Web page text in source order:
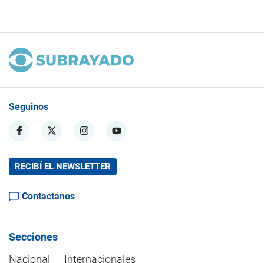
Seguinos
RECIBÍ EL NEWSLETTER
Contactanos
Secciones
Nacional
Internacionales